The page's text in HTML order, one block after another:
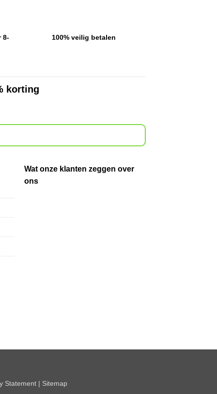
8-
100% veilig betalen
korting
Wat onze klanten zeggen over
ons
Statement| Sitemap